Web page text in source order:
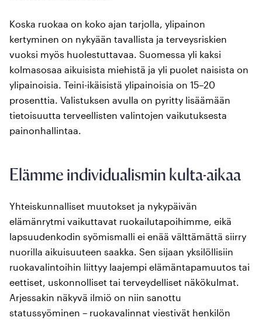
Koska ruokaa on koko ajan tarjolla, ylipainon
kertyminen on nykyään tavallista ja terveysriskien
vuoksi myös huolestuttavaa. Suomessa yli kaksi
kolmasosaa aikuisista miehistä ja yli puolet naisista on
ylipainoisia. Teini-ikäisistä ylipainoisia on 15–20
prosenttia. Valistuksen avulla on pyritty lisäämään
tietoisuutta terveellisten valintojen vaikutuksesta
painonhallintaa.
Elämme individualismin kulta-aikaa
Yhteiskunnalliset muutokset ja nykypäivän
elämänrytmi vaikuttavat ruokailutapoihimme, eikä
lapsuudenkodin syömismalli ei enää välttämättä siirry
nuorilla aikuisuuteen saakka. Sen sijaan yksilöllisiin
ruokavalintoihin liittyy laajempi elämäntapamuutos tai
eettiset, uskonnolliset tai terveydelliset näkökulmat.
Arjessakin näkyvä ilmiö on niin sanottu
statussyöminen – ruokavalinnat viestivät henkilön